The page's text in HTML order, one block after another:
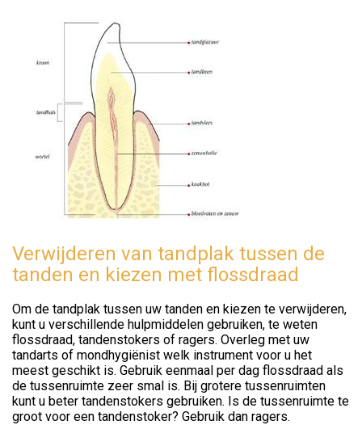
Verwijderen van tandplak tussen de
tanden en kiezen met flossdraad
Om de tandplak tussen uw tanden en kiezen te verwijderen,
kunt u verschillende hulpmiddelen gebruiken, te weten
flossdraad, tandenstokers of ragers. Overleg met uw
tandarts of mondhygiënist welk instrument voor u het
meest geschikt is. Gebruik eenmaal per dag flossdraad als
de tussenruimte zeer smal is. Bij grotere tussenruimten
kunt u beter tandenstokers gebruiken. Is de tussenruimte te
groot voor een tandenstoker? Gebruik dan ragers.